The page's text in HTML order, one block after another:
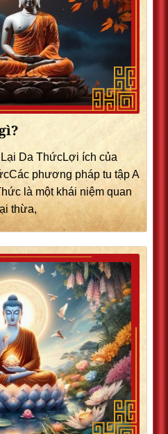
Da ThứcLợi ích của
phương pháp tu tập A
là một khái niệm quan
thừa,